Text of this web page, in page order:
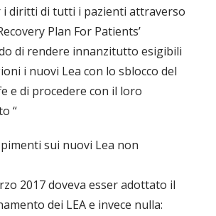
i diritti di tutti i pazienti attraverso
Plan For Patients’
di rendere innanzitutto esigibili
i nuovi Lea con lo sblocco del
e di procedere con il loro
“
sui nuovi Lea non
2017 doveva esser adottato il
dei LEA e invece nulla: